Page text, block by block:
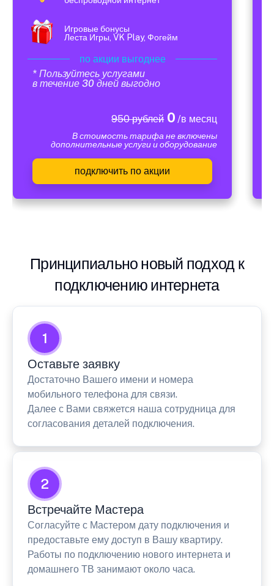
Игровые бонусы
Леста Игры, VK Play, Фогейм
по акции выгоднее
* Пользуйтесь услугами
в течение 30 дней выгодно
950 рублей0 /в месяц
В стоимость тарифа не включены
дополнительные услуги и оборудование
подключить по акции
Принципиально новый подход к
подключению интернета
1
Оставьте заявку
Достаточно Вашего имени и номера
мобильного телефона для связи.
Далее с Вами свяжется наша сотрудница для
согласования деталей подключения.
2
Встречайте Мастера
Согласуйте с Мастером дату подключения и
предоставьте ему доступ в Вашу квартиру.
Работы по подключению нового интернета и
домашнего ТВ занимают около часа.